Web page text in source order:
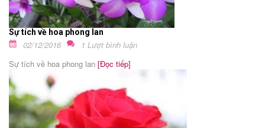
Sự tích về hoa phong lan
02/12/2016
1 Lượt bình luận
Sự tích về hoa phong lan [Đọc tiếp]